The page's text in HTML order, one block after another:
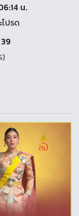
น.
ปรด
39